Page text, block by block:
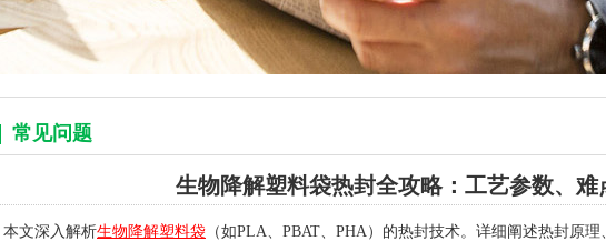
常见问题
生物降解塑料袋热封全攻略：工艺参数、
本文深入解析生物降解塑料袋 （如PLA、PBAT、PHA）的热封技术。详细阐述热封原